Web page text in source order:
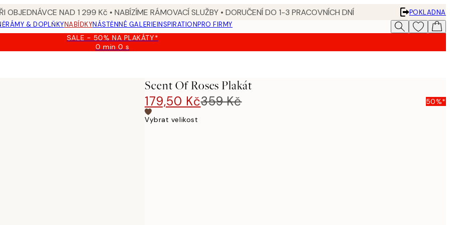
OBJEDNÁVCE NAD 1 299 Kč • NABÍZÍME RÁMOVACÍ SLUŽBY • DORUČENÍ DO 1-3 PRACOVNÍCH DNÍ
POKLADNA
RÁMY & DOPLŇKYNABÍDKYNÁSTĚNNÉ GALERIEINSPIRATIONPRO FIRMY
SALE - 50% NA PLAKÁTY*
0 min0 s
Platné
Scent Of Roses Plakát
179,50 Kč359 Kč 50%*
Vybrat velikost